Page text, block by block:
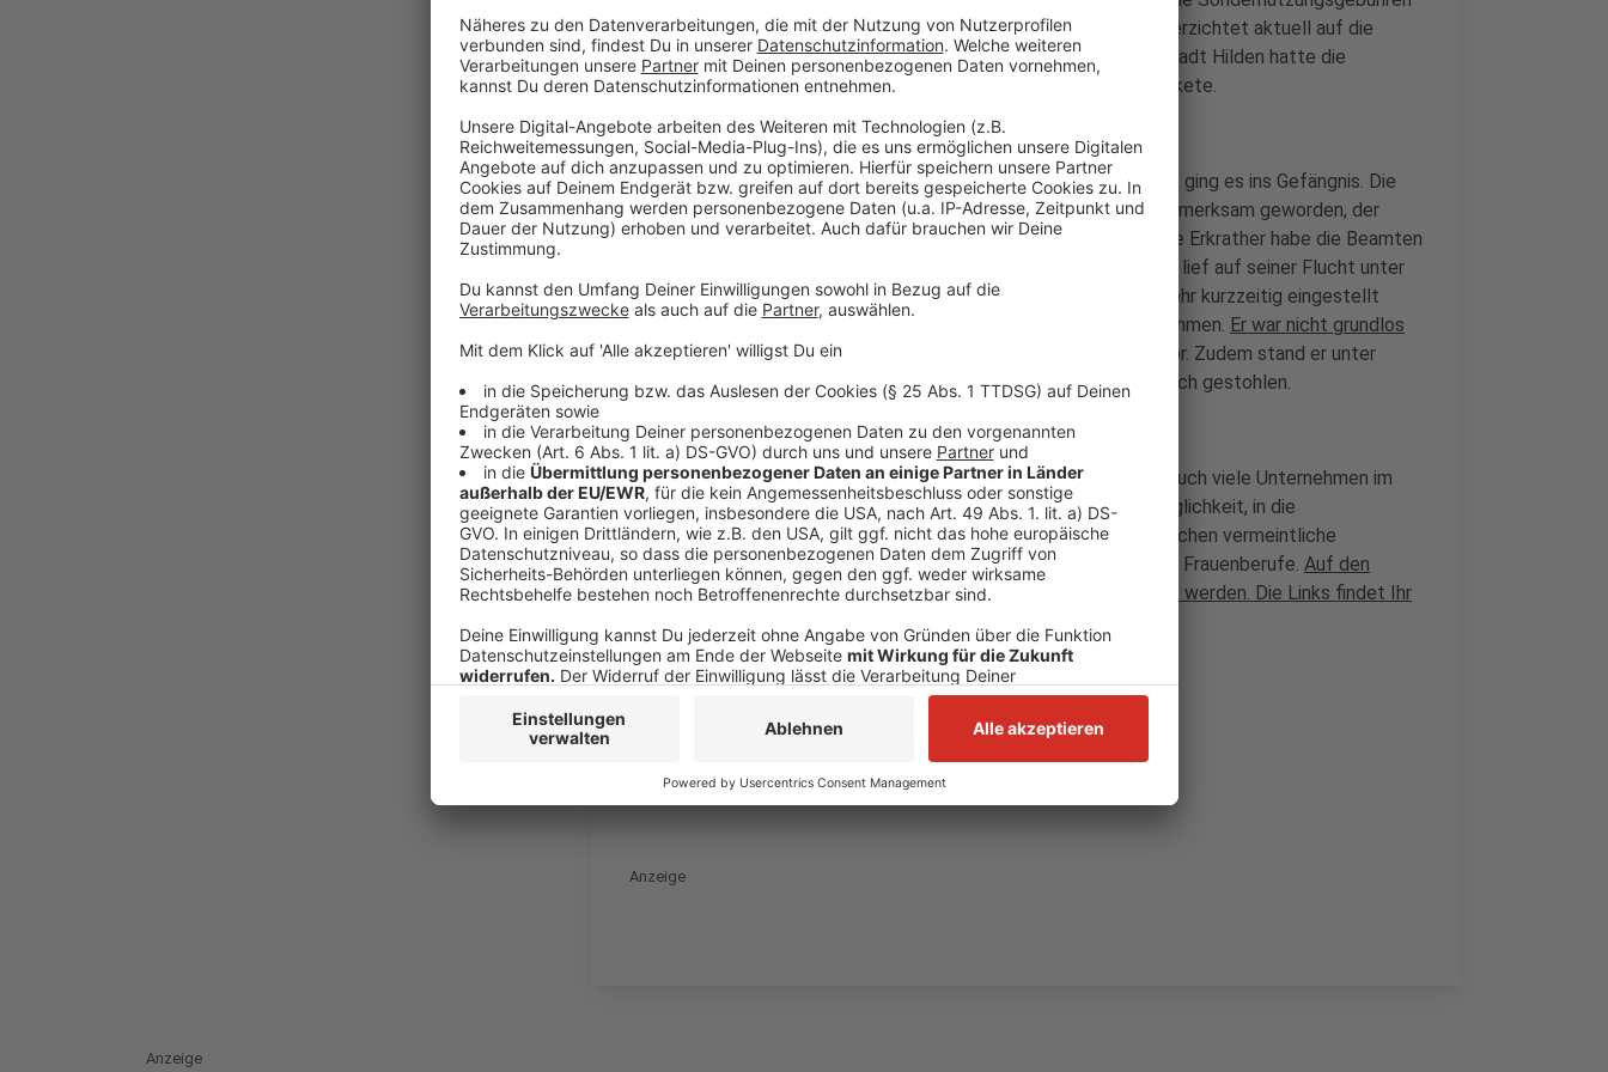
seit Anfang des Jahres wieder erhoben. Die Stadt Heiligenhaus verzichtet aktuell auf die
Gebühren, für nächstes Jahr gibt es wohl noch keinen Plan. Die Stadt Hilden hatte die
Gebühren nie ausgesetzt, hier gab es stattdessen Entlastungspakete.
Hilden: Mit Handy auf dem Fahrrad ins Gefängnis
Mit dem Handy am Ohr auf dem Fahrrad unterwegs - und am Ende ging es ins Gefängnis. Die
Polizei ist am Osterwochenende in Hilden auf einen Radfahrer aufmerksam geworden, der
dabei auch noch über eine rote Ampel gefahren ist.Der 38-Jährige Erkrather habe die Beamten
ignoriert und versucht zu flüchten, berichtet die Polizei. Der Mann lief auf seiner Flucht unter
anderem über die Gleise einer Bahnstrecke, weshalb der Zugverkehr kurzzeitig eingestellt
werden musste. Am Ende konnte die Polizei den Erkrather festnehmen. Er war nicht grundlos
geflohen: Gegen den polizeibekannten Mann lag ein Haftbefehl vor. Zudem stand er unter
Drogen - und das Fahrrad, auf dem er unterwegs war, war vermutlich gestohlen.
Girls' und Boys' Day - noch freie Plätze
Am 27. April findet der bundesweite "Girls' und Boys' Day" statt. Auch viele Unternehmen im
Kreis Mettmann machen mit und geben jungen Menschen die Möglichkeit, in die
verschiedensten Berufe reinzuschnuppern. Die Idee ist, dass Mädchen vermeintliche
Männerberufe kennenlernen und Jungen umgekehrt vermeintliche Frauenberufe. Auf den
Internetseiten des Aktionstags kann nach freien Plätzen gesucht werden. Die Links findet Ihr
Anzeige
Auch auf den üblichen Podcast-Plattformen
Anzeige
Anzeige
Anzeige